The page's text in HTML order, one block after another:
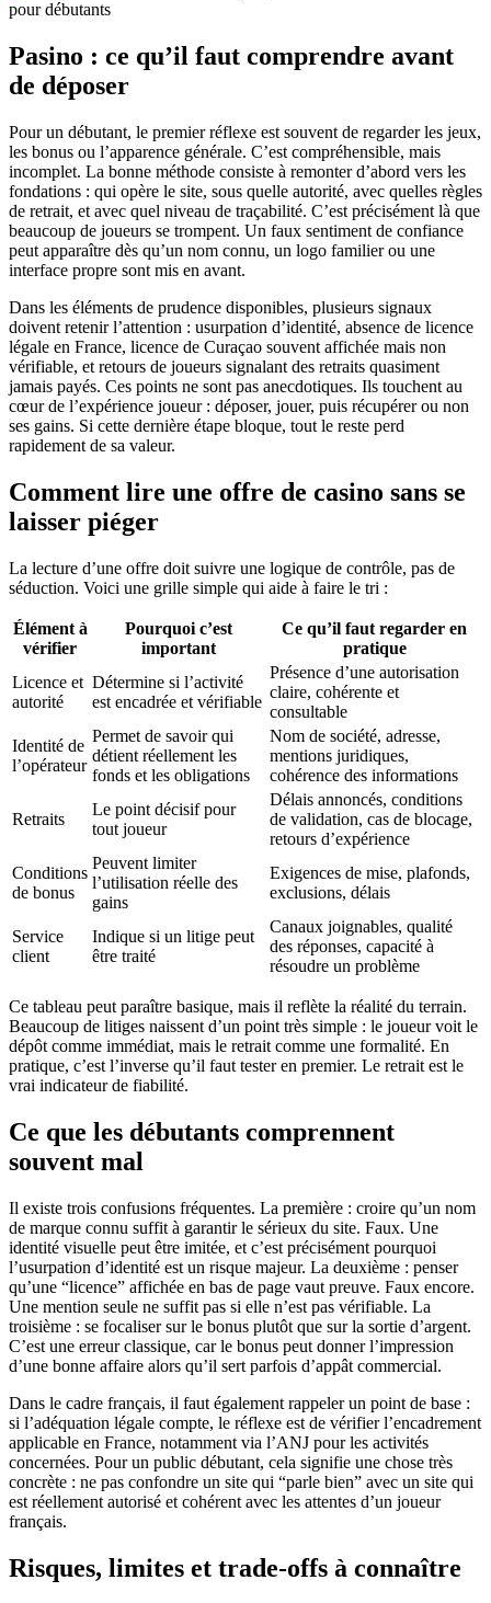
Pasino : ce qu’il faut comprendre avant
de déposer
Pour un débutant, le premier réflexe est souvent de regarder les jeux,
les bonus ou l’apparence générale. C’est compréhensible, mais
incomplet. La bonne méthode consiste à remonter d’abord vers les
fondations : qui opère le site, sous quelle autorité, avec quelles règles
de retrait, et avec quel niveau de traçabilité. C’est précisément là que
beaucoup de joueurs se trompent. Un faux sentiment de confiance
peut apparaître dès qu’un nom connu, un logo familier ou une
interface propre sont mis en avant.
Dans les éléments de prudence disponibles, plusieurs signaux
doivent retenir l’attention : usurpation d’identité, absence de licence
légale en France, licence de Curaçao souvent affichée mais non
vérifiable, et retours de joueurs signalant des retraits quasiment
jamais payés. Ces points ne sont pas anecdotiques. Ils touchent au
cœur de l’expérience joueur : déposer, jouer, puis récupérer ou non
ses gains. Si cette dernière étape bloque, tout le reste perd
rapidement de sa valeur.
Comment lire une offre de casino sans se
laisser piéger
La lecture d’une offre doit suivre une logique de contrôle, pas de
séduction. Voici une grille simple qui aide à faire le tri :
Élément à
vérifier
Pourquoi c’est
important
Ce qu’il faut regarder en
pratique
Licence et
autorité
Détermine si l’activité
est encadrée et vérifiable
Présence d’une autorisation
claire, cohérente et
consultable
Identité de
l’opérateur
Permet de savoir qui
détient réellement les
fonds et les obligations
Nom de société, adresse,
mentions juridiques,
cohérence des informations
Retraits
Le point décisif pour
tout joueur
Délais annoncés, conditions
de validation, cas de blocage,
retours d’expérience
Conditions
de bonus
Peuvent limiter
l’utilisation réelle des
gains
Exigences de mise, plafonds,
exclusions, délais
Service
client
Indique si un litige peut
être traité
Canaux joignables, qualité
des réponses, capacité à
résoudre un problème
Ce tableau peut paraître basique, mais il reflète la réalité du terrain.
Beaucoup de litiges naissent d’un point très simple : le joueur voit le
dépôt comme immédiat, mais le retrait comme une formalité. En
pratique, c’est l’inverse qu’il faut tester en premier. Le retrait est le
vrai indicateur de fiabilité.
Ce que les débutants comprennent
souvent mal
Il existe trois confusions fréquentes. La première : croire qu’un nom
de marque connu suffit à garantir le sérieux du site. Faux. Une
identité visuelle peut être imitée, et c’est précisément pourquoi
l’usurpation d’identité est un risque majeur. La deuxième : penser
qu’une “licence” affichée en bas de page vaut preuve. Faux encore.
Une mention seule ne suffit pas si elle n’est pas vérifiable. La
troisième : se focaliser sur le bonus plutôt que sur la sortie d’argent.
C’est une erreur classique, car le bonus peut donner l’impression
d’une bonne affaire alors qu’il sert parfois d’appât commercial.
Dans le cadre français, il faut également rappeler un point de base :
si l’adéquation légale compte, le réflexe est de vérifier l’encadrement
applicable en France, notamment via l’ANJ pour les activités
concernées. Pour un public débutant, cela signifie une chose très
concrète : ne pas confondre un site qui “parle bien” avec un site qui
est réellement autorisé et cohérent avec les attentes d’un joueur
français.
Risques, limites et trade-offs à connaître